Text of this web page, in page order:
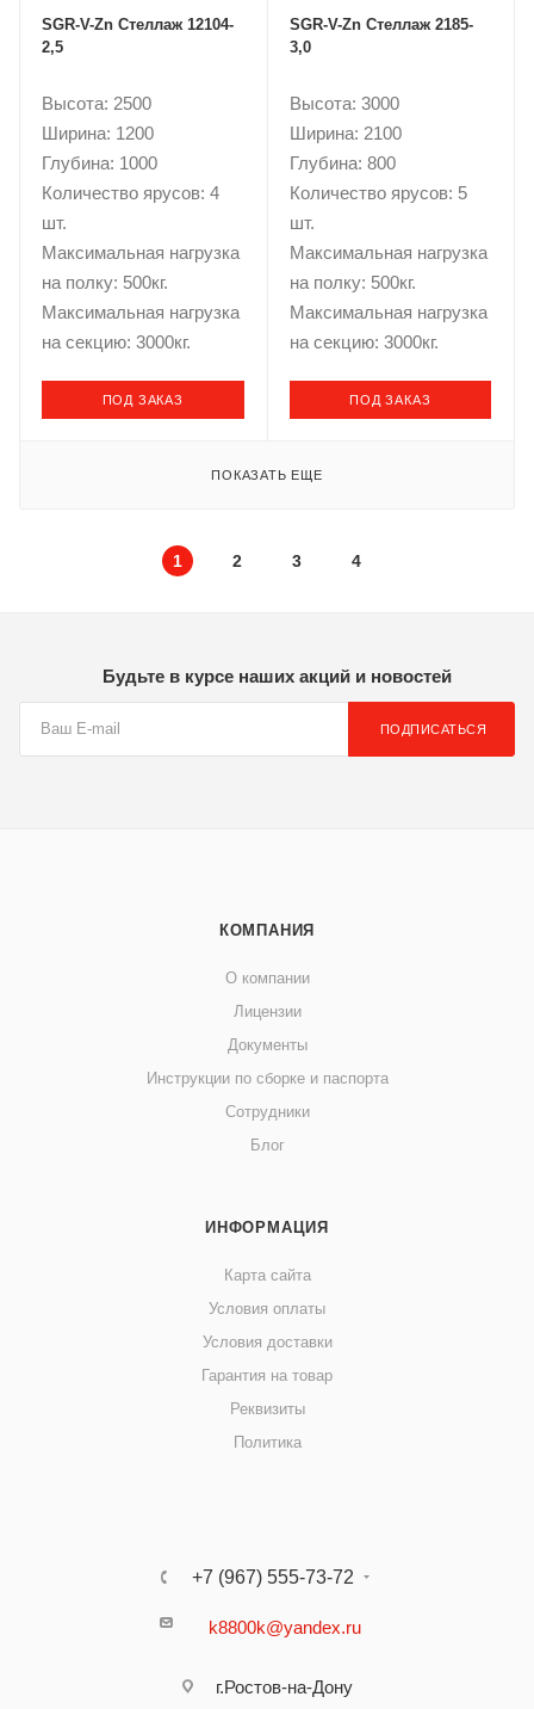
SGR-V-Zn Стеллаж 12104-
2,5
Высота: 2500
Ширина: 1200
Глубина: 1000
Количество ярусов: 4
шт.
Максимальная нагрузка
на полку: 500кг.
Максимальная нагрузка
на секцию: 3000кг.
ПОД ЗАКАЗ
SGR-V-Zn Стеллаж 2185-
3,0
Высота: 3000
Ширина: 2100
Глубина: 800
Количество ярусов: 5
шт.
Максимальная нагрузка
на полку: 500кг.
Максимальная нагрузка
на секцию: 3000кг.
ПОД ЗАКАЗ
ПОКАЗАТЬ ЕЩЕ
1 2 3 4
Будьте в курсе наших акций и новостей
ПОДПИСАТЬСЯ
КОМПАНИЯ
О компании
Лицензии
Документы
Инструкции по сборке и паспорта
Сотрудники
Блог
ИНФОРМАЦИЯ
Карта сайта
Условия оплаты
Условия доставки
Гарантия на товар
Реквизиты
Политика
+7 (967) 555-73-72
k8800k@yandex.ru
г.Ростов-на-Дону